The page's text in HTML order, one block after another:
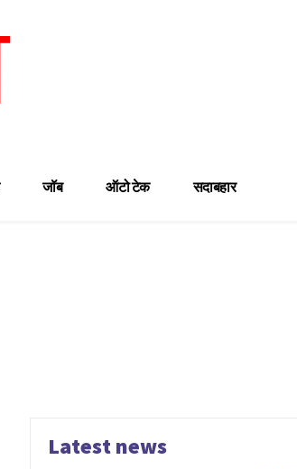
जॉब ऑटो टेक सदाबहार
Latest news